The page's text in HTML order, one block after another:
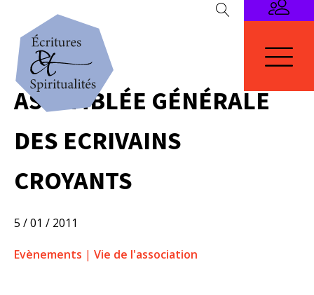
ASSEMBLÉE GÉNÉRALE
DES ECRIVAINS
CROYANTS
5 / 01 / 2011
Evènements | Vie de l'association